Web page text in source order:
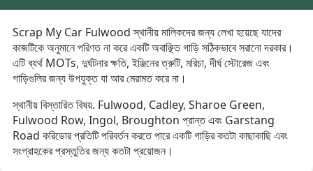
Scrap My Car Fulwood স্থানীয় মালিকদের জন্য লেখা হয়েছে যাদের
কাজটিকে অনুমানে পরিণত না করে একটি অবাঞ্ছিত গাড়ি সঠিকভাবে সরানো দরকার।
এটি ব্যর্থ MOTs, দুর্ঘটনার ক্ষতি, ইঞ্জিনের ত্রুটি, মরিচা, দীর্ঘ স্টোরেজ এবং
গাড়িগুলির জন্য উপযুক্ত যা আর মেরামত করে না।
স্থানীয় বিস্তারিত বিষয়. Fulwood, Cadley, Sharoe Green,
Fulwood Row, Ingol, Broughton প্রান্ত এবং Garstang
Road করিডোর প্রতিটি পরিবর্তন করতে পারে একটি গাড়ির কতটা কাছাকাছি এবং
সংগ্রাহকের প্রস্তুতির জন্য কতটা প্রয়োজন।